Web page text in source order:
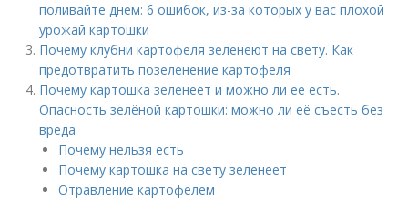
поливайте днем: 6 ошибок, из-за которых у вас плохой
урожай картошки
Почему клубни картофеля зеленеют на свету. Как
предотвратить позеленение картофеля
Почему картошка зеленеет и можно ли ее есть.
Опасность зелёной картошки: можно ли её съесть без
вреда
Почему нельзя есть
Почему картошка на свету зеленеет
Отравление картофелем